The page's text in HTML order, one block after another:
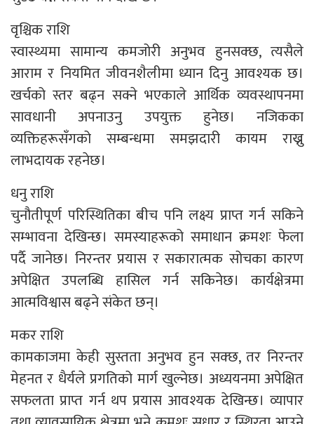
वृश्चिक राशि
स्वास्थ्यमा सामान्य कमजोरी अनुभव हुनसक्छ, त्यसैले
आराम र नियमित जीवनशैलीमा ध्यान दिनु आवश्यक छ।
खर्चको स्तर बढ्न सक्ने भएकाले आर्थिक व्यवस्थापनमा
सावधानी अपनाउनु उपयुक्त हुनेछ। नजिकका
व्यक्तिहरूसँगको सम्बन्धमा समझदारी कायम राख्नु
लाभदायक रहनेछ।
धनु राशि
चुनौतीपूर्ण परिस्थितिका बीच पनि लक्ष्य प्राप्त गर्न सकिने
सम्भावना देखिन्छ। समस्याहरूको समाधान क्रमशः फेला
पर्दै जानेछ। निरन्तर प्रयास र सकारात्मक सोचका कारण
अपेक्षित उपलब्धि हासिल गर्न सकिनेछ। कार्यक्षेत्रमा
आत्मविश्वास बढ्ने संकेत छन्।
मकर राशि
कामकाजमा केही सुस्तता अनुभव हुन सक्छ, तर निरन्तर
मेहनत र धैर्यले प्रगतिको मार्ग खुल्नेछ। अध्ययनमा अपेक्षित
सफलता प्राप्त गर्न थप प्रयास आवश्यक देखिन्छ। व्यापार